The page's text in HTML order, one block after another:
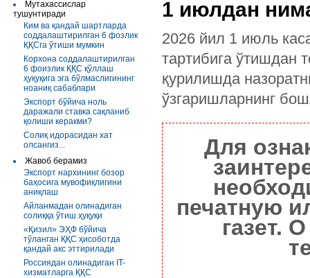
Мутахассислар
тушунтиради
Ким ва қандай шартларда
соддалаштирилган 6 фозлик
ҚҚСга ўтиши мумкин
Корхона соддалаштирилган
6 фоизлик ҚҚС қўллаш
ҳуқуқига эга бўлмаслигининг
ноаниқ сабаблари
Экспорт бўйича ноль
даражали ставка сақланиб
қолиши керакми?
Солиқ идорасидан хат
олсангиз...
Жавоб берамиз
Экспорт нархининг бозор
баҳосига мувофиқлигини
аниқлаш
Айланмадан олинадиган
солиққа ўтиш ҳуқуқи
«Қизил» ЭҲФ бўйича
тўланган ҚҚС ҳисоботда
қандай акс эттирилади
Россиядан олинадиган IT-
хизматларга ҚҚС
1 июлдан
2026 йил 1 июль
тартибига ўтишдан
қурилишда
ўзгаришларнинг
Для
печатную
газет.